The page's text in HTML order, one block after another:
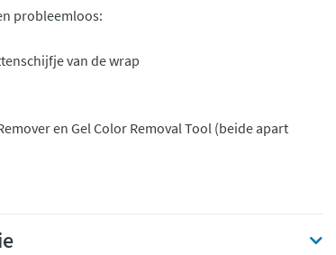
probleemloos:
van de wrap
en Gel Color Removal Tool (beide apart